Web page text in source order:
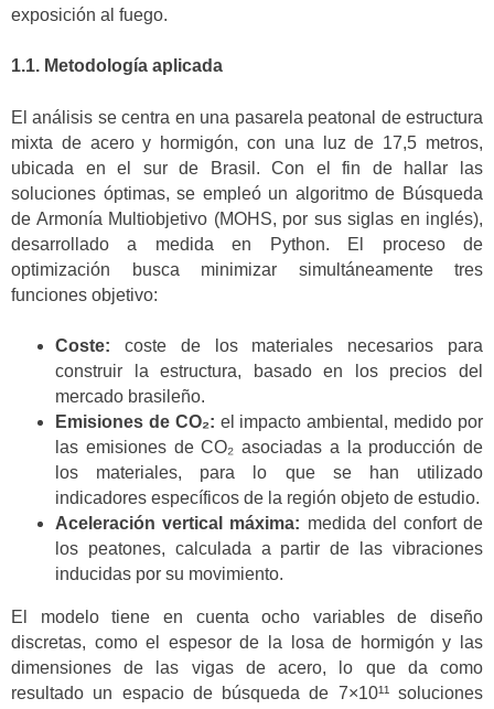
exposición al fuego.
1.1. Metodología aplicada
El análisis se centra en una pasarela peatonal de estructura
mixta de acero y hormigón, con una luz de 17,5 metros,
ubicada en el sur de Brasil. Con el fin de hallar las
soluciones óptimas, se empleó un algoritmo de Búsqueda
de Armonía Multiobjetivo (MOHS, por sus siglas en inglés),
desarrollado a medida en Python. El proceso de
optimización busca minimizar simultáneamente tres
funciones objetivo:
Coste: coste de los materiales necesarios para
construir la estructura, basado en los precios del
mercado brasileño.
Emisiones de CO₂: el impacto ambiental, medido por
las emisiones de CO₂ asociadas a la producción de
los materiales, para lo que se han utilizado
indicadores específicos de la región objeto de estudio.
Aceleración vertical máxima: medida del confort de
los peatones, calculada a partir de las vibraciones
inducidas por su movimiento.
El modelo tiene en cuenta ocho variables de diseño
discretas, como el espesor de la losa de hormigón y las
dimensiones de las vigas de acero, lo que da como
resultado un espacio de búsqueda de 7×10¹¹ soluciones